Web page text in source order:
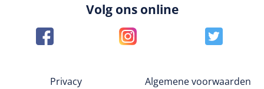
Volg ons online
Privacy Algemene voorwaarden